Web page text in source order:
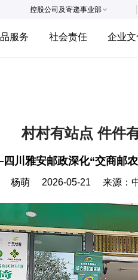
控股公司及寄递事业部
服务 社会责任 企业文
村村有站点 件件
川雅安邮政深化“交商邮
杨萌 2026-05-21 来源：